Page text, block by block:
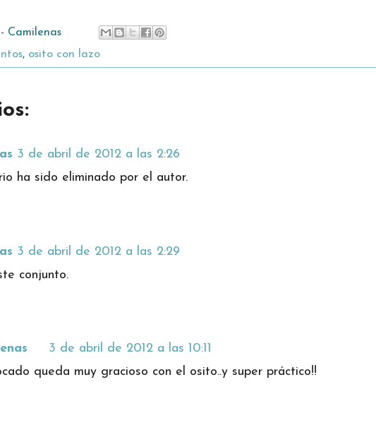
Camilenas
, osito con lazo
3 de abril de 2012 a las 2:26
ha sido eliminado por el autor.
3 de abril de 2012 a las 2:29
conjunto.
3 de abril de 2012 a las 10:11
queda muy gracioso con el osito..y super práctico!!